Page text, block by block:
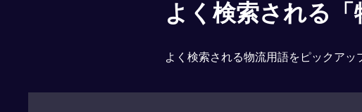
よく検索される「
よく検索される物流用語をピックアッ